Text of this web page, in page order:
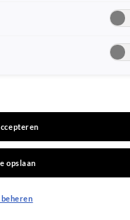
voor fans
opslaan